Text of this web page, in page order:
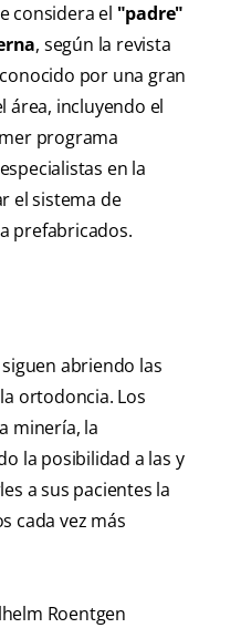
considera el "padre"
, según la revista
por una gran
área, incluyendo el
programa
en la
el sistema de
prefabricados.
abriendo las
ortodoncia. Los
minería, la
la posibilidad a las y
a sus pacientes la
cada vez más
Roentgen